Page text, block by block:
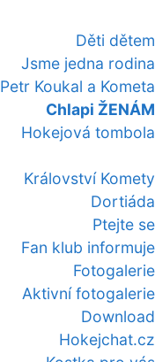
Děti dětem
Jsme jedna rodina
Petr Koukal a Kometa
Chlapi ŽENÁM
Hokejová tombola
Království Komety
Dortiáda
Ptejte se
Fan klub informuje
Fotogalerie
Aktivní fotogalerie
Download
Hokejchat.cz